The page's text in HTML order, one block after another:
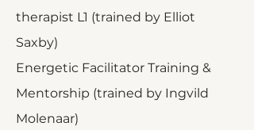
therapist L1 (trained by Elliot
Saxby)
Energetic Facilitator Training &
Mentorship (trained by Ingvild
Molenaar)